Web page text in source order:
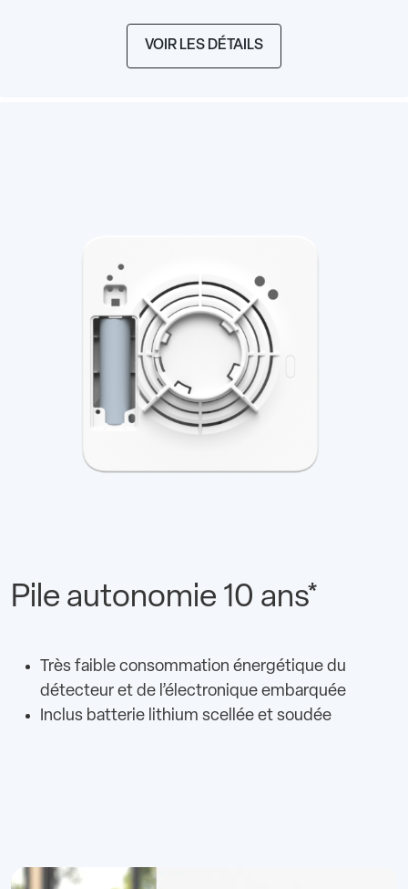
VOIR LES DÉTAILS
Pile autonomie 10 ans*
Très faible consommation énergétique du
détecteur et de l’électronique embarquée
Inclus batterie lithium scellée et soudée